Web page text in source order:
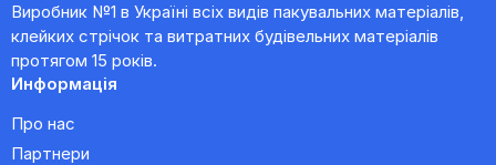
Виробник №1 в Україні всіх видів пакувальних матеріалів,
клейких стрічок та витратних будівельних матеріалів
протягом 15 років.
Информація
Про нас
Партнери